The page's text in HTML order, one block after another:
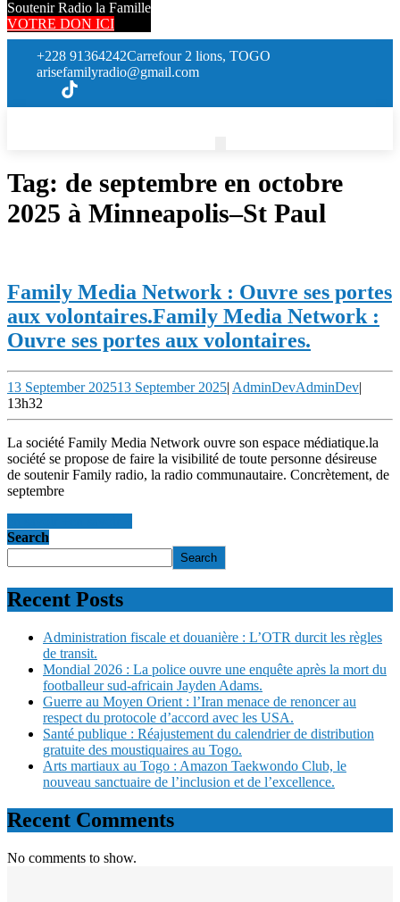
Soutenir Radio la Famille
VOTRE DON ICI
+228 91364242Carrefour 2 lions, TOGO
arisefamilyradio@gmail.com
Tag: de septembre en octobre
2025 à Minneapolis–St Paul
Family Media Network : Ouvre ses portes
aux volontaires.Family Media Network :
Ouvre ses portes aux volontaires.
13 September 202513 September 2025| AdminDevAdminDev|
13h32
La société Family Media Network ouvre son espace médiatique.la
société se propose de faire la visibilité de toute personne désireuse
de soutenir Family radio, la radio communautaire. Concrètement, de
septembre
Search
Search
Recent Posts
Administration fiscale et douanière : L’OTR durcit les règles
de transit.
Mondial 2026 : La police ouvre une enquête après la mort du
footballeur sud-africain Jayden Adams.
Guerre au Moyen Orient : l’Iran menace de renoncer au
respect du protocole d’accord avec les USA.
Santé publique : Réajustement du calendrier de distribution
gratuite des moustiquaires au Togo.
Arts martiaux au Togo : Amazon Taekwondo Club, le
nouveau sanctuaire de l’inclusion et de l’excellence.
Recent Comments
No comments to show.